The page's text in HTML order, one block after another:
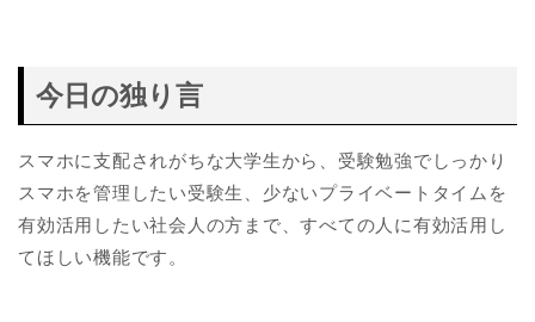
今日の独り言
スマホに支配されがちな大学生から、受験勉強でしっかり
スマホを管理したい受験生、少ないプライベートタイムを
有効活用したい社会人の方まで、すべての人に有効活用し
てほしい機能です。